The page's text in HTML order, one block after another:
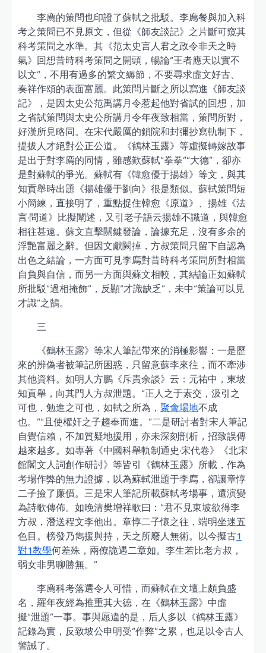
李廌的策問也印證了蘇軾之批駁。李廌餐與加入科
考之策問已不見原文，但從《師友談記》之片斷可窺其
科考策問之水準。其《范太史言人君之政令非天之時
氣》回想昔時科考策問之開頭，暢論“王者應天以實不
以文”，不用有過多的繁文縟節，不要尋求虛文好古、
奏祥作頌的表面富麗。此策問片斷之所以寫進《師友談
記》，是因太史公范禹講月令惹起他對省試的回想，加
之省試策問與太史公所講月令年夜致相當，策問所對，
好漢所見略同。在宋代嚴厲的鎖院和封彌抄寫軌制下，
提拔人才絕對公正公道。《鶴林玉露》等虛擬轉嫁故事
是出于對李廌的同情，雖感歎蘇軾“拳拳”“大德”，卻亦
是對蘇軾的爭光。蘇軾有《韓愈優于揚雄》等文，與其
知貢舉時出題《揚雄優于劉向》很是類似。蘇軾策問短
小簡練，直接明了，重點捉住韓愈《原道》、揚雄《法
言·問道》比擬闡述，又引老子語云揚雄不識道，與韓愈
相往甚遠。蘇文直擊關鍵發論，論據充足，沒有多余的
浮艷富麗之辭。但因文獻闕掉，方叔策問只留下自認為
出色之結論，一方面可見李廌對昔時科考策問所對相當
自負與自信，而另一方面與蘇文相較，其結論正如蘇軾
所批駁“過相掩飾”，反顯“才識缺乏”，未中“策論可以見
才識”之鵠。
三
《鶴林玉露》等宋人筆記帶來的消極影響：一是歷
來的辨偽者被筆記所困惑，只留意蘇李來往，而不牽涉
其他資料。如明人方鵬《斥責余談》云：元祐中，東坡
知貢舉，向其門人方叔泄題。“正人之于素交，汲引之
可也，勉進之可也，如軾之所為， 聚會場地不成
也。”“且使權奸之子趨奉而進。”二是研討者對宋人筆記
自覺信賴，不加質疑地援用，亦未深刻剖析，招致誤傳
越來越多。如專著《中國科舉軌制通史·宋代卷》《北宋
館閣文人詞創作研討》等皆引《鶴林玉露》所載，作為
考場作弊的無力證據，以為蘇軾泄題于李廌，卻讓章惇
二子撿了廉價。三是宋人筆記所載蘇軾考場事，還演變
為詩歌傳佈。如晚清樊增祥歌曰：“君不見東坡欲得李
方叔，潛送程文李他出。章惇二子懷之往，端明坐迷五
色目。榜發乃雋援與持，天之所廢人無術。以今擬古1
對1教學何差殊，兩僚詭遇二章如。李生若比老方叔，
弱女非男聊勝無。”
李廌科考落選令人可惜，而蘇軾在文壇上頗負盛
名，羅年夜經為推重其大德，在《鶴林玉露》中虛
擬“泄題”一事。事與愿違的是，后人多以《鶴林玉露》
記錄為實，反致坡公申明受“作弊”之累，也足以令古人
警誡了。